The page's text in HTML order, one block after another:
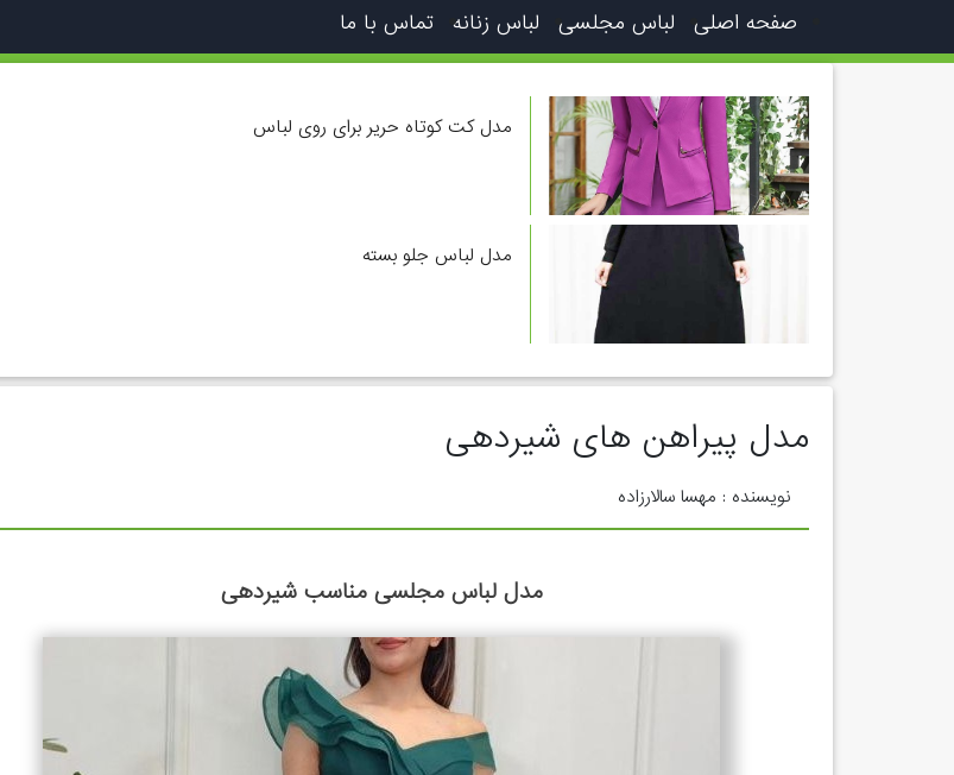
صفحه اصلی لباس مجلسی لباس زنانه تماس با ما
مدل کت کوتاه حریر برای روی لباس
مدل لباس جلو بسته
مدل پیراهن های شیردهی
نویسنده : مهسا سالارزاده
مدل لباس مجلسی مناسب شیردهی